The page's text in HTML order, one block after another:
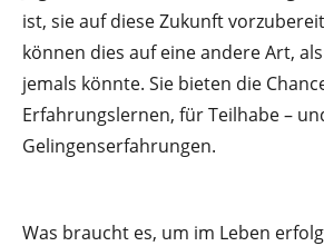
ist, sie auf diese Zukunft
können dies auf eine andere Art,
jemals könnte. Sie bieten die
Erfahrungslernen, für Teilhabe –
Gelingenserfahrungen.
Was braucht es, um im Leben